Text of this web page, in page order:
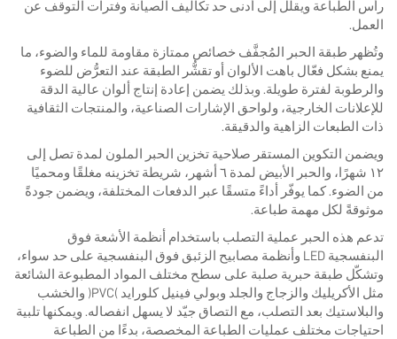
رأس الطباعة ويقلل إلى أدنى حد تكاليف الصيانة وفترات التوقف عن
العمل.
وتُظهر طبقة الحبر المُجفَّف خصائص ممتازة مقاومة للماء والضوء، ما
يمنع بشكل فعّال باهت الألوان أو تقشُّر الطبقة عند التعرُّض للضوء
والرطوبة لفترة طويلة. وبذلك يضمن إعادة إنتاج ألوان عالية الدقة
للإعلانات الخارجية، ولواحق الإشارات الصناعية، والمنتجات الثقافية
ذات الطبعات الزاهية والدقيقة.
ويضمن التكوين المستقر صلاحية تخزين الحبر الملون لمدة تصل إلى
١٢ شهرًا، والحبر الأبيض لمدة ٦ أشهر، شريطة تخزينه مغلقًا ومحميًا
من الضوء. كما يوفّر أداءً متسقًا عبر الدفعات المختلفة، ويضمن جودةً
موثوقةً لكل مهمة طباعة.
تدعم هذه الحبر عملية التصلب باستخدام أنظمة الأشعة فوق
البنفسجية LED وأنظمة مصابيح الزئبق فوق البنفسجية على حد سواء،
وتشكّل طبقة حبرية صلبة على سطح مختلف المواد المطبوعة الشائعة
مثل الأكريليك والزجاج والجلد وبولي فينيل كلورايد (PVC) والخشب
والبلاستيك بعد التصلب، مع التصاق جيّد لا يسهل انفصاله. ويمكنها تلبية
احتياجات مختلف عمليات الطباعة المخصصة، بدءًا من الطباعة